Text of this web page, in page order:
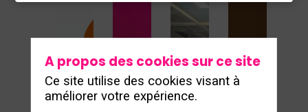
A propos des cookies sur ce site
Ce site utilise des cookies visant à
améliorer votre expérience.